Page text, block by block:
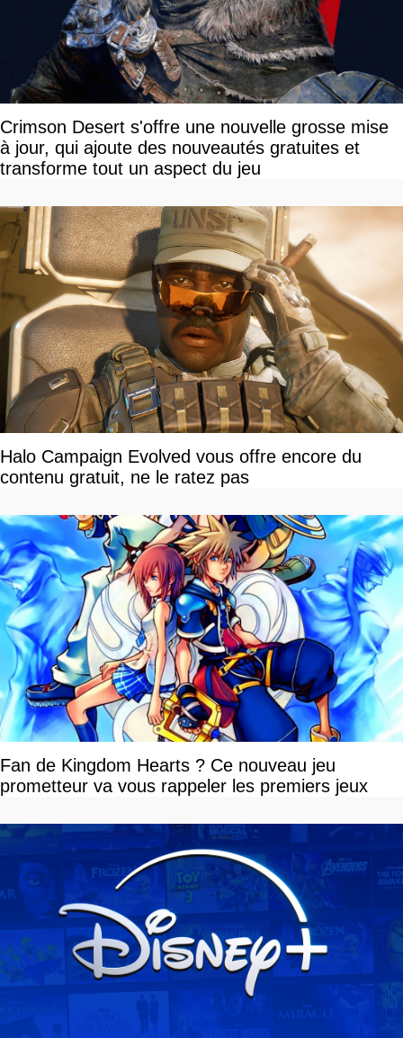
Crimson Desert s'offre une nouvelle grosse mise
à jour, qui ajoute des nouveautés gratuites et
transforme tout un aspect du jeu
Halo Campaign Evolved vous offre encore du
contenu gratuit, ne le ratez pas
Fan de Kingdom Hearts ? Ce nouveau jeu
prometteur va vous rappeler les premiers jeux